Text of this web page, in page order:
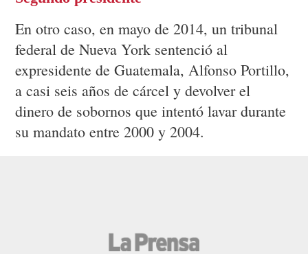
En otro caso, en mayo de 2014, un tribunal
federal de Nueva York sentenció al
expresidente de Guatemala, Alfonso Portillo,
a casi seis años de cárcel y devolver el
dinero de sobornos que intentó lavar durante
su mandato entre 2000 y 2004.